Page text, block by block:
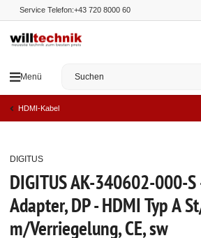
Service Telefon:+43 720 8000 60
Menü
HDMI-Kabel
DIGITUS AK-340602-000-
Adapter, DP - HDMI Typ A
m/Verriegelung, CE, sw
DIGITUS